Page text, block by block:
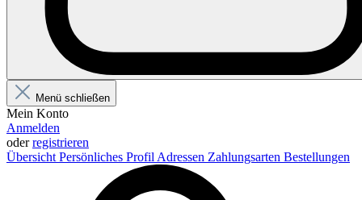
Menü schließen
Mein Konto
Anmelden
oderregistrieren
Übersicht Persönliches Profil Adressen Zahlungsarten Bestellungen